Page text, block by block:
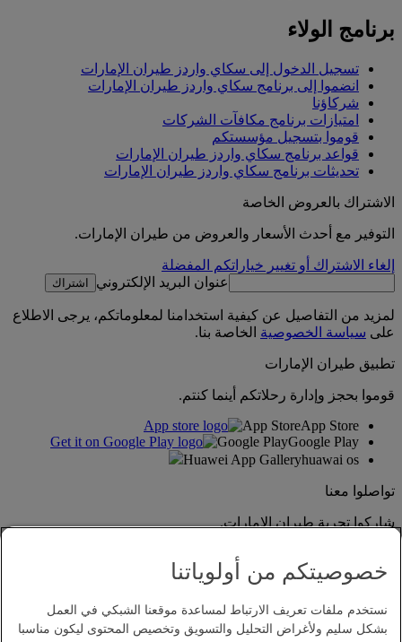
برنامج الولاء
تسجيل الدخول إلى سكاي واردز طيران الإمارات
انضموا إلى برنامج سكاي واردز طيران الإمارات
شركاؤنا
امتيازات برنامج مكافآت الشركات
قوموا بتسجيل مؤسستكم
قواعد برنامج سكاي واردز طيران الإمارات
تحديثات برنامج سكاي واردز طيران الإمارات
الاشتراك بالعروض الخاصة
التوفير مع أحدث الأسعار والعروض من طيران الإمارات.
إلغاء الاشتراك أو تغيير خياراتكم المفضلة
عنوان البريد الإلكتروني
اشتراك
لمزيد من التفاصيل عن كيفية استخدامنا لمعلوماتكم، يرجى الاطلاع
على سياسة الخصوصية الخاصة بنا.
تطبيق طيران الإمارات
قوموا بحجز وإدارة رحلاتكم أينما كنتم.
App StoreApp Store
Google PlayGoogle Play
Huawei App Galleryhuawai os
تواصلوا معنا
شاركوا تجربة طيران الإمارات.
خصوصيتكم من أولوياتنا
نستخدم ملفات تعريف الارتباط لمساعدة موقعنا الشبكي في العمل
بشكل سليم ولأغراض التحليل والتسويق وتخصيص المحتوى ليكون مناسبا